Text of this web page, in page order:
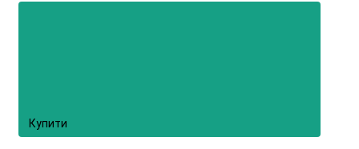
Купити